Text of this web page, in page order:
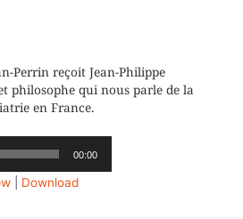
Perrin reçoit Jean-Philippe
philosophe qui nous parle de la
en France.
00:00
Download